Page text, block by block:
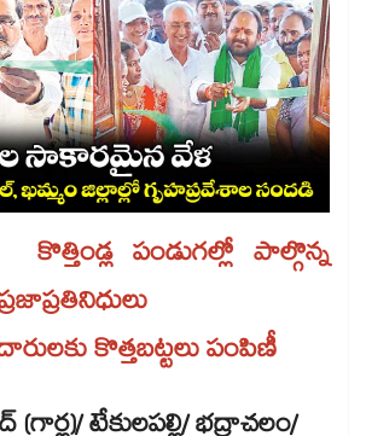
పండుగల్లో పాల్గొన్న
కొత్తబట్టలు పంపిణీ